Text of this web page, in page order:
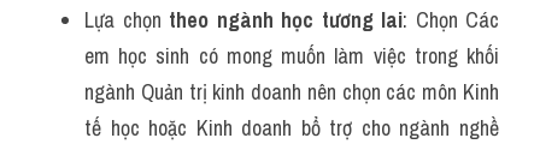
Lựa chọn theo ngành học tương lai: Chọn Các
em học sinh có mong muốn làm việc trong khối
ngành Quản trị kinh doanh nên chọn các môn Kinh
tế học hoặc Kinh doanh bổ trợ cho ngành nghề